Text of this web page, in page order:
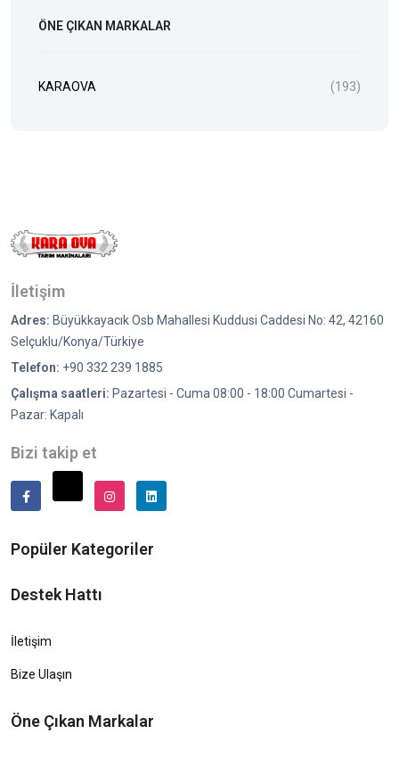
ÖNE ÇIKAN MARKALAR
KARAOVA (193)
İletişim
Adres: Büyükkayacık Osb Mahallesi Kuddusi Caddesi No: 42, 42160
Selçuklu/Konya/Türkiye
Telefon: +90 332 239 1885
Çalışma saatleri: Pazartesi - Cuma 08:00 - 18:00 Cumartesi -
Pazar: Kapalı
Bizi takip et
Popüler Kategoriler
Destek Hattı
İletişim
Bize Ulaşın
Öne Çıkan Markalar